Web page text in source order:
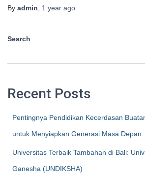
By admin 1 year ago
Search
Recent Posts
Pentingnya Pendidikan Kecerdasan
untuk Menyiapkan Generasi Masa Depan
Universitas Terbaik Tambahan di Bali:
Ganesha (UNDIKSHA)